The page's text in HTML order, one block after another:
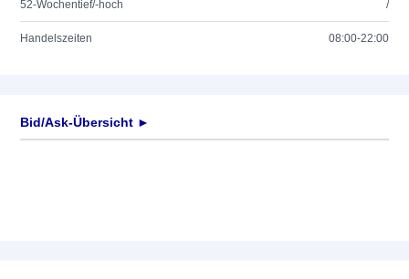
52-Wochentief/-hoch /
Handelszeiten 08:00-22:00
Bid/Ask-Übersicht ►